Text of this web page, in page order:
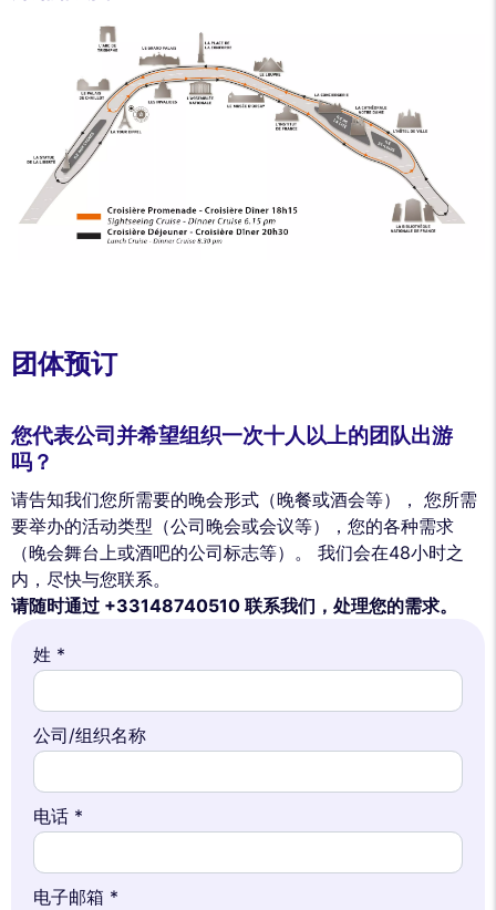
团体预订
您代表公司并希望组织一次十人以上的团队出游
吗？
请告知我们您所需要的晚会形式（晚餐或酒会等）， 您所需
要举办的活动类型（公司晚会或会议等），您的各种需求
（晚会舞台上或酒吧的公司标志等）。 我们会在48小时之
内，尽快与您联系。
请随时通过 +33148740510 联系我们，处理您的需求。
姓 *
公司/组织名称
电话 *
电子邮箱 *